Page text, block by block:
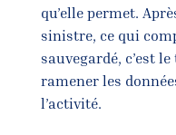
qu’elle permet.
sinistre, ce qui
sauvegardé, c’est
ramener les
l’activité.